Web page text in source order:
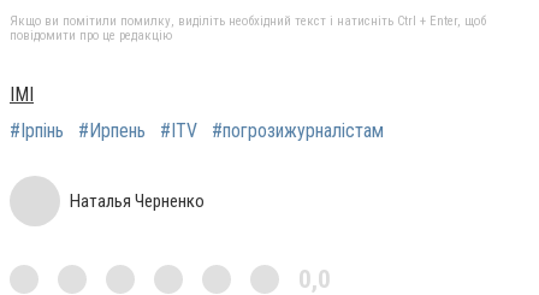
Якщо ви помітили помилку, виділіть необхідний текст і натисніть Ctrl + Enter, щоб
повідомити про це редакцію
ІМІ
#Ірпінь
#Ирпень #ITV #погрозижурналістам
Наталья Черненко
0,0